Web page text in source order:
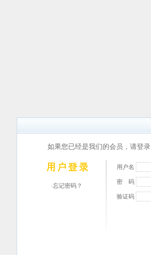
如果您已经是我们的会员，请登录
·忘记密码？
用户名
密 码
验证码